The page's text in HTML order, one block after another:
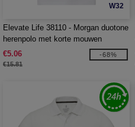
W32
Elevate Life 38110 - Morgan duotone
herenpolo met korte mouwen
€5.06
€15.81
-68%